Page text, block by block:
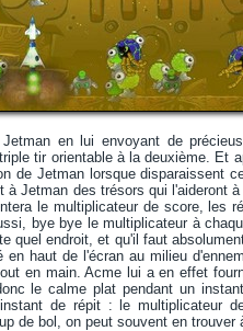
en lui envoyant de
tir orientable à la deuxième. Et
de Jetman lorsque disparaissent
à Jetman des trésors qui
le multiplicateur de score, les
bye bye le multiplicateur à
quel endroit, et qu'il faut
haut de l'écran au milieu
en main. Acme lui a en effet
le calme plat pendant un
de répit : le multiplicateur
de bol, on peut souvent en